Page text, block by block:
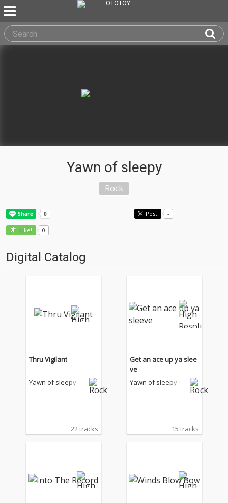
Yawn of sleepy
Rock
Post -
Like! 0
Digital Catalog
Thru Vigilant
Yawn of sleepy
22 tracks
Get an ace up ya slee
ve
Yawn of sleepy
15 tracks